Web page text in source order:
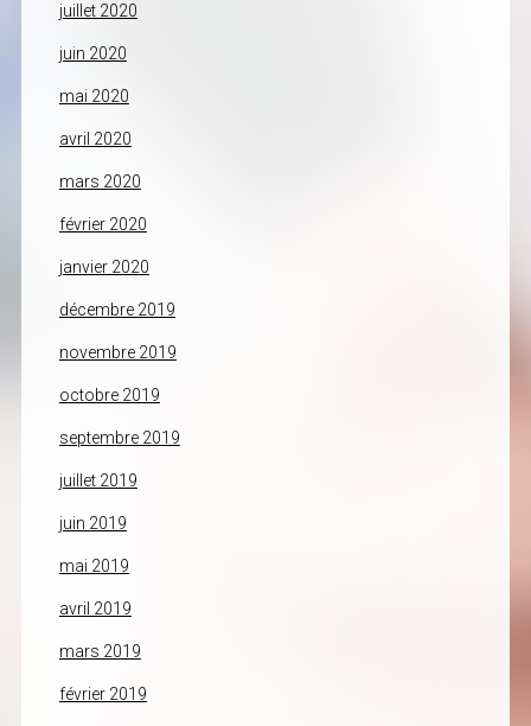
juillet 2020
juin 2020
mai 2020
avril 2020
mars 2020
février 2020
janvier 2020
décembre 2019
novembre 2019
octobre 2019
septembre 2019
juillet 2019
juin 2019
mai 2019
avril 2019
mars 2019
février 2019